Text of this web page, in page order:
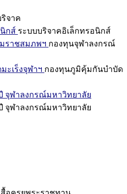
จาค
กส์ ระบบบริจาคอิเล็กทรอนิกส์
ราชสมภพฯ กองทุนจุฬาลงกรณ์
ะเร็งจุฬาฯ กองทุนภูมิคุ้มกันบำบัด
จุฬาลงกรณ์มหาวิทยาลัย
จุฬาลงกรณ์มหาวิทยาลัย